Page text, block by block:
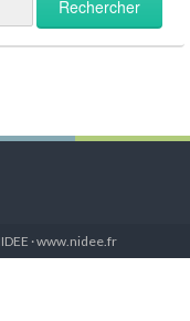
· www.nidee.fr